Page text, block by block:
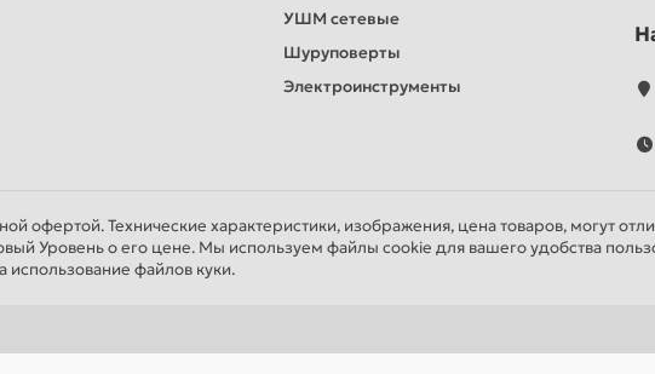
УШМ сетевые
Шуруповерты
Электроинструменты
офертой. Технические характеристики, изображения, цена товаров, могут
Уровень о его цене. Мы используем файлы cookie для вашего удобства
использование файлов куки.